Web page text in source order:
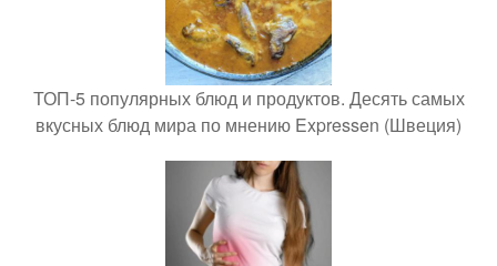
ТОП-5 популярных блюд и продуктов. Десять самых
вкусных блюд мира по мнению Expressen (Швеция)